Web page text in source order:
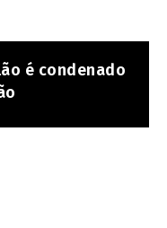
é condenado